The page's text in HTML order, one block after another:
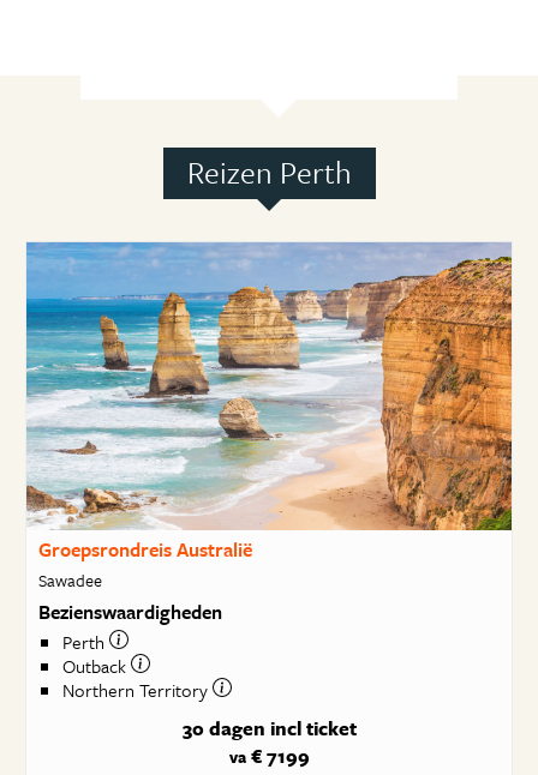
Reizen Perth
Groepsrondreis Australië
Sawadee
Bezienswaardigheden
Perth
Outback
Northern Territory
30 dagen incl ticket
va€ 7199